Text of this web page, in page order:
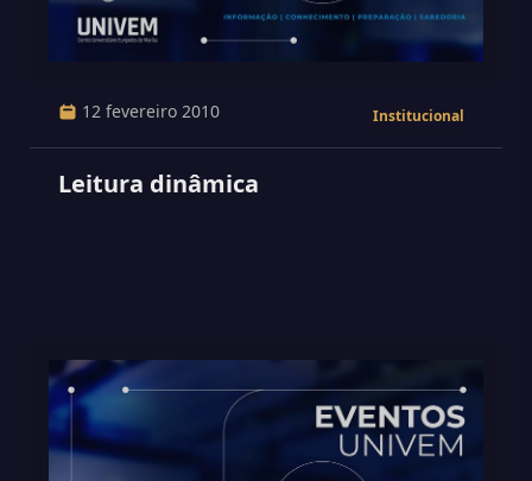
12 fevereiro 2010 Institucional
Leitura dinâmica